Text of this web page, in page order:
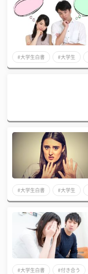
#大学生白書 #大学生
#大学生白書 #大学生
#大学生白書 #付き合う